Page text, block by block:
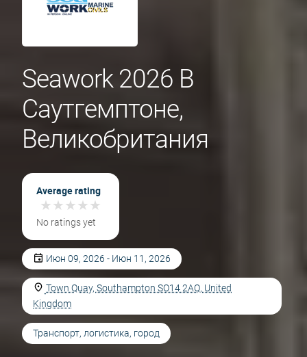
Seawork 2026 В
Саутгемптоне,
Великобритания
Average rating
★★★★★
★★★★★
No ratings yet
Июн 09, 2026 - Июн 11, 2026
Town Quay, Southampton SO14 2AQ, United
Kingdom
Транспорт, логистика, город